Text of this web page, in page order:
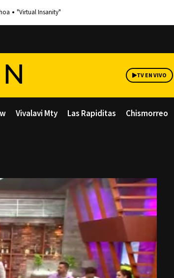
"Virtual Insanity"
TV EN VIVO
Vivalavi Mty Las Rapiditas Chismorreo